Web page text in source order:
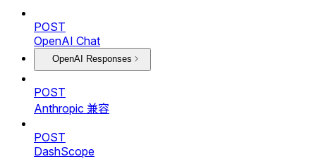
POST
OpenAI Chat
OpenAI Responses
POST
Anthropic 兼容
POST
DashScope